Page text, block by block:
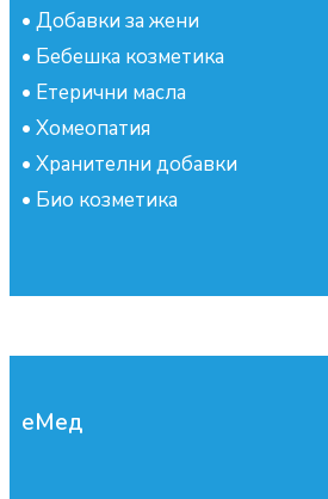
• Добавки за жени
• Бебешка козметика
• Етерични масла
• Хомеопатия
• Хранителни добавки
• Био козметика
еМед